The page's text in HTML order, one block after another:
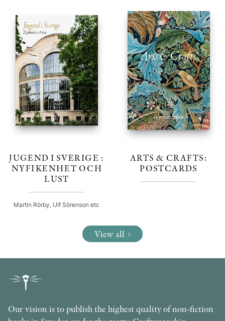
JUGEND I SVERIGE :
NYFIKENHET OCH
LUST
Martin Rörby, Ulf Sörenson etc
ARTS & CRAFTS:
POSTCARDS
View all
Our vision is to publish the highest quality of non-fiction